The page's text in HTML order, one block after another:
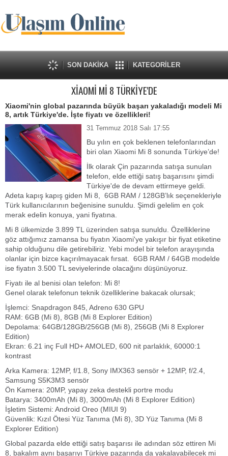
SON DAKİKA KATEGORİLER
XİAOMİ Mİ 8 TÜRKİYE'DE
Xiaomi'nin global pazarında büyük başarı yakaladığı modeli Mi
8, artık Türkiye'de. İşte fiyatı ve özellikleri!
31 Temmuz 2018 Salı 17:55
Bu yılın en çok beklenen telefonlarından
biri olan Xiaomi Mi 8 sonunda Türkiye’de!
İlk olarak Çin pazarında satışa sunulan
telefon, elde ettiği satış başarısını şimdi
Türkiye'de de devam ettirmeye geldi.
Adeta kapış kapış giden Mi 8, 6GB RAM / 128GB’lık seçenekleriyle
Türk kullanıcılarının beğenisine sunuldu. Şimdi gelelim en çok
merak edelin konuya, yani fiyatına.
Mi 8 ülkemizde 3.899 TL üzerinden satışa sunuldu. Özelliklerine
göz attığımız zamansa bu fiyatın Xiaomi'ye yakışır bir fiyat etiketine
sahip olduğunu dile getirebiliriz. Yebi model bir telefon arayışında
olanlar için bizce kaçırılmayacak fırsat. 6GB RAM / 64GB modelde
ise fiyatın 3.500 TL seviyelerinde olacağını düşünüyoruz.
Fiyatı ile al benisi olan telefon: Mi 8!
Genel olarak telefonun teknik özelliklerine bakacak olursak;
İşlemci: Snapdragon 845, Adreno 630 GPU
RAM: 6GB (Mi 8), 8GB (Mi 8 Explorer Edition)
Depolama: 64GB/128GB/256GB (Mi 8), 256GB (Mi 8 Explorer
Edition)
Ekran: 6.21 inç Full HD+ AMOLED, 600 nit parlaklık, 60000:1
kontrast
Arka Kamera: 12MP, f/1.8, Sony IMX363 sensör + 12MP, f/2.4,
Samsung S5K3M3 sensör
Ön Kamera: 20MP, yapay zeka destekli portre modu
Batarya: 3400mAh (Mi 8), 3000mAh (Mi 8 Explorer Edition)
İşletim Sistemi: Android Oreo (MIUI 9)
Güvenlik: Kızıl Ötesi Yüz Tanıma (Mi 8), 3D Yüz Tanıma (Mi 8
Explorer Edition)
Global pazarda elde ettiği satış başarısı ile adından söz ettiren Mi
8, bakalım aynı başarıyı Türkiye pazarında da yakalayabilecek mi